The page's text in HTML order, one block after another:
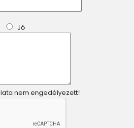
Jó
nem engedélyezett!